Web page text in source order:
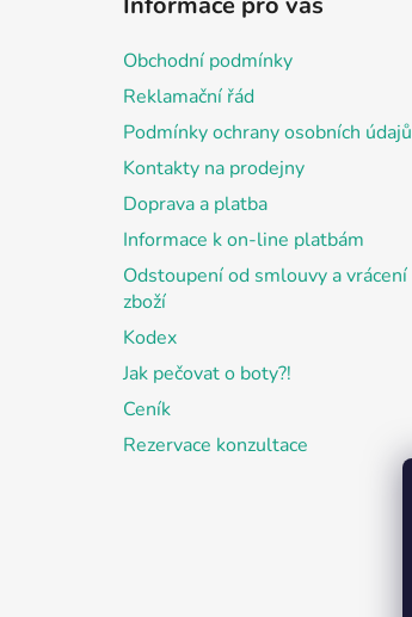
Obchodní podmínky
Reklamační řád
Podmínky ochrany osobních údajů
Kontakty na prodejny
Doprava a platba
Informace k on-line platbám
Odstoupení od smlouvy a vrácení
zboží
Kodex
Jak pečovat o boty?!
Ceník
Rezervace konzultace